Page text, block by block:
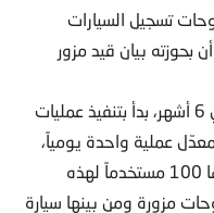
تسجيل السيارات
بحوزته بيان قيد مزور
بالتحقيق معه، اعترف انه ومنذ حوالي 6 أشهر، بدأ بتنفيذ عمليات
عملية واحدة يومياً،
وأن العمليات التي نفذها يفوق عددها 100 مستخدماً لهذه
مزورة ومن بينها سيارة